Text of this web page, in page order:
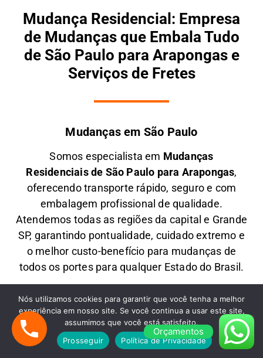
Mudança Residencial: Empresa
de Mudanças que Embala Tudo
de São Paulo para Arapongas e
Serviços de Fretes
Mudanças em São Paulo
Somos especialista em Mudanças
Residenciaisde São Paulo para Arapongas,
oferecendo transporte rápido, seguro e com
embalagem profissional de qualidade.
Atendemos todas as regiões da capital e Grande
SP, garantindo pontualidade, cuidado extremo e
o melhor custo-benefício para mudanças de
todos os portes para qualquer Estado do Brasil.
OferecemosM udanças Comerciaisde São
Paulo para Arapongas
com agilidade,
planejamento e segurança, ideal para empresas,
Orçamentos
Nós utilizamos cookies para garantir que você tenha a melhor
experiência em nosso site. Se você continua a usar este site,
assumimos que você está satisfeito.
Prosseguir
Política de Privacidade